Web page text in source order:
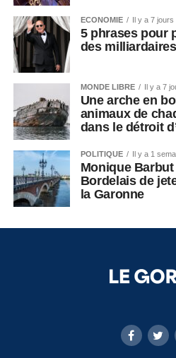
ECONOMIE Il y a 7 jours
5 phrases pour
des milliardaires
MONDE LIBRE Il y a 7
Une arche en
animaux de
dans le détroit
POLITIQUE Il y a 1
Monique
Bordelais de
la Garonne